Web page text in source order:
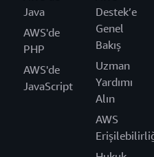
Java
AWS'de
PHP
AWS'de
JavaScript
Destek’e
Genel
Bakış
Uzman
Yardımı
Alın
AWS